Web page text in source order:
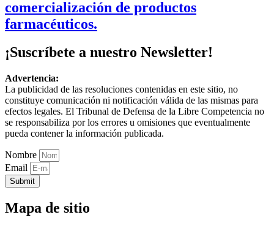
comercialización de productos
farmacéuticos.
¡Suscríbete a nuestro Newsletter!
Advertencia:
La publicidad de las resoluciones contenidas en este sitio, no
constituye comunicación ni notificación válida de las mismas para
efectos legales. El Tribunal de Defensa de la Libre Competencia no
se responsabiliza por los errores u omisiones que eventualmente
pueda contener la información publicada.
Nombre
Email
Submit
Mapa de sitio